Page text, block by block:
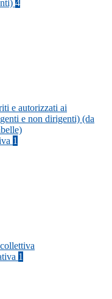
4
e autorizzati ai
e non dirigenti) (da
1
1